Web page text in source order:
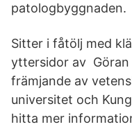
patologbyggnaden.
Sitter i fåtölj med
yttersidor av Göran
främjande av
universitet och
hitta mer